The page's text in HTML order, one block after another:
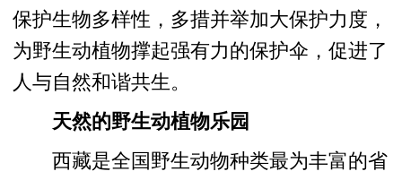
保护生物多样性，多措并举加大保护力度，
为野生动植物撑起强有力的保护伞，促进了
人与自然和谐共生。
天然的野生动植物乐园
西藏是全国野生动物种类最为丰富的省